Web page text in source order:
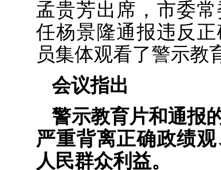
孟贵芳出席，市委
任杨景隆通报违反
员集体观看了警示教
会议指出
警示教育片和通报
严重背离正确政绩
人民群众利益。